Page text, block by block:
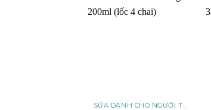
SỮA DÀNH CHO NGƯỜI TIỂU ĐƯỜNG